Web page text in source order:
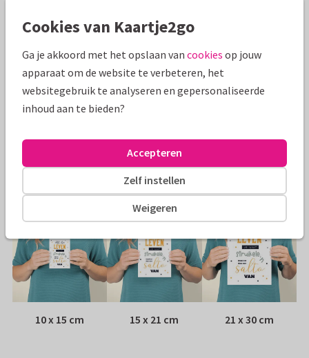
Wenskaarten Paperhugs - by Lidy
Specificaties bij deze kaart
Papiersoort: Kies uit 6 luxe papiersoorten
Adres: Achterop de kaart
Formaten
10 x 15 cm 15 x 21 cm 21 x 30 cm
Cookies van Kaartje2go
Ga je akkoord met het opslaan van cookies op jouw
apparaat om de website te verbeteren, het
websitegebruik te analyseren en gepersonaliseerde
inhoud aan te bieden?
Weigeren
Zelf instellen
Accepteren